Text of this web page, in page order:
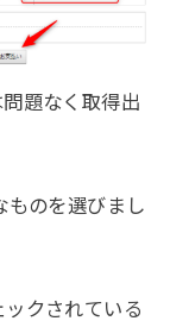
題なく取得出
ものを選びまし
クされている